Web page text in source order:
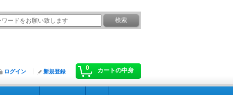
0 カートの中身
ログイン 新規登録